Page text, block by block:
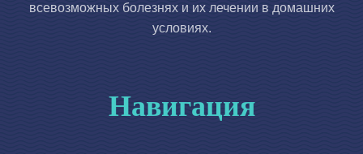
всевозможных болезнях и их лечении в домашних
условиях.
Навигация